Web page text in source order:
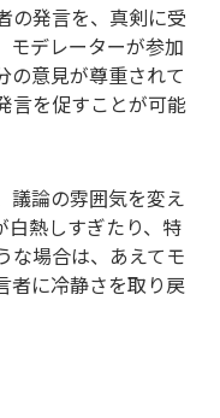
の発言を、真剣に受
モデレーターが参加
の意見が尊重されて
言を促すことが可能
議論の雰囲気を変え
白熱しすぎたり、特
な場合は、あえてモ
者に冷静さを取り戻